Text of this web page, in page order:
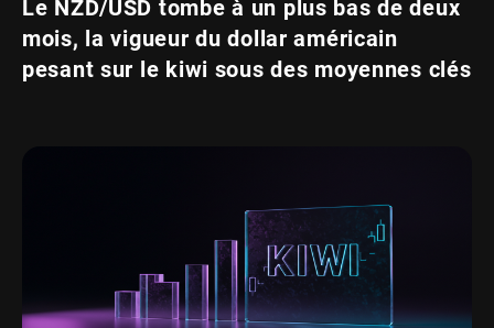
Le NZD/USD tombe à un plus bas de deux
mois, la vigueur du dollar américain
pesant sur le kiwi sous des moyennes clés